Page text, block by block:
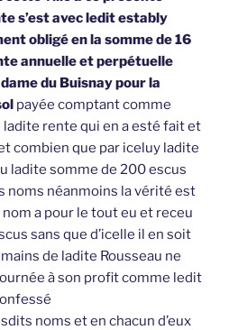
s’est avec ledit estably
obligé en la somme de 16
annuelle et perpétuelle
du Buisnay pour la
payée comptant comme
rente qui en a esté fait et
combien que par iceluy ladite
ladite somme de 200 escus
noms néanmoins la vérité est
a pour le tout eu et receu
sans que d’icelle il en soit
de ladite Rousseau ne
à son profit comme ledit
noms et en chacun d’eux